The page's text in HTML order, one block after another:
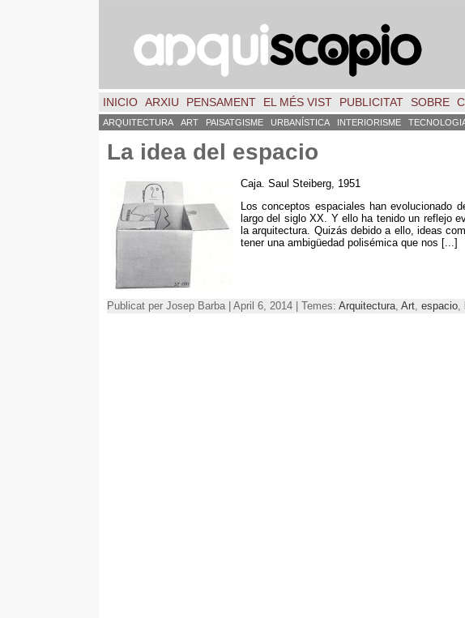
INICIO ARXIU PENSAMENT EL MÉS VIST PUBLICITAT SOBRE
ARQUITECTURA ART PAISATGISME URBANÍSTICA INTERIORISME
La idea del espacio
Caja. Saul Steiberg, 1951
Los conceptos espaciales han evolucionado
largo del siglo XX. Y ello ha tenido un reflejo
la arquitectura. Quizás debido a ello, ideas
tener una ambigüedad polisémica que nos [...]
Publicat per Josep Barba | April 6, 2014 | Temes: Arquitectura Art espacio